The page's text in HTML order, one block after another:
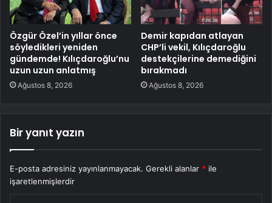
Özgür Özel’in yıllar önce
söyledikleri yeniden
gündemde! Kılıçdaroğlu’nu
uzun uzun anlatmış
Ağustos 8, 2026
Demir kapıdan atlayan
CHP’li vekil, Kılıçdaroğlu
destekçilerine demediğini
bırakmadı
Ağustos 8, 2026
Bir yanıt yazın
E-posta adresiniz yayınlanmayacak. Gerekli alanlar * ile
işaretlenmişlerdir